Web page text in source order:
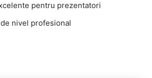
pentru prezentatori
nivel profesional